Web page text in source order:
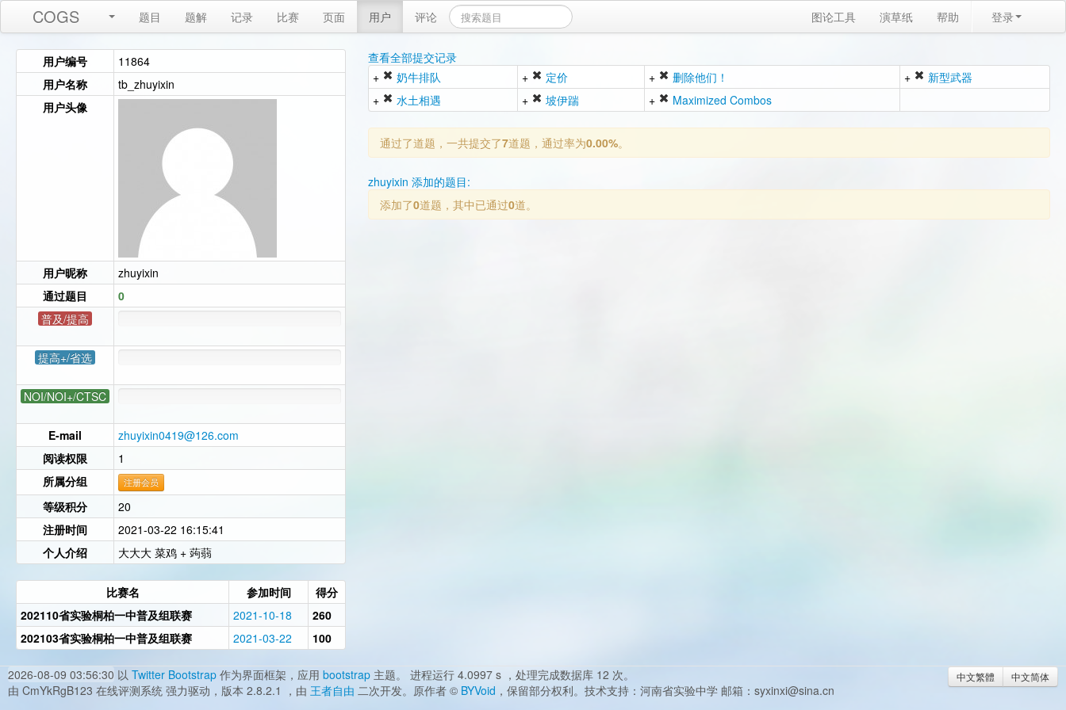
COGS 题目 题解 记录 比赛 页面 用户 评论 图论工具 演草纸 帮助 登录
用户编号
11864
用户名称
tb_zhuyixin
用户头像
用户昵称
zhuyixin
通过题目
0
普及/提高
提高+/省选
NOI/NOI+/CTSC
E-mail
zhuyixin0419@126.com
阅读权限
1
所属分组
注册会员
等级积分
20
注册时间
2021-03-22 16:15:41
个人介绍
大大大 菜鸡 + 蒟蒻
比赛名 参加时间
得分
202110省实验桐柏一中普及组联赛
2021-10-18
260
202103省实验桐柏一中普及组联赛
2021-03-22 100
查看全部提交记录
+
奶牛排队 + 定价 + 删除他们！ +
新型武器
+
水土相遇 + 坡伊踹 + Maximized Combos
通过了道题，一共提交了7道题，通过率为0.00%。
zhuyixin 添加的题目:
添加了0道题，其中已通过0道。
中文繁體 中文简体
2026-08-09 03:56:30 以 Twitter Bootstrap 作为界面框架，应用 bootstrap 主题。 进程运行 4.0997 s ，处理完成数据库 12 次。
由 CmYkRgB123 在线评测系统 强力驱动，版本 2.8.2.1 ，由 王者自由 二次开发。原作者 © BYVoid ，保留部分权利。技术支持：河南省实验中学 邮箱：syxinxi@sina.cn